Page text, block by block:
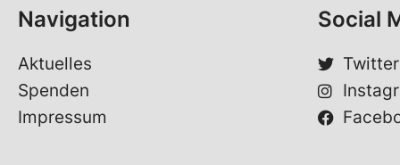
Navigation
Aktuelles
Spenden
Impressum
Social
Twitter